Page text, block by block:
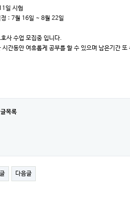
일 시험
정 : 7월 16일 ~ 8월 22일
사 수업 모집중 입니다.
시간동안 여휴롭게 공부를 할 수 있으며 남은기간
목록
다음글